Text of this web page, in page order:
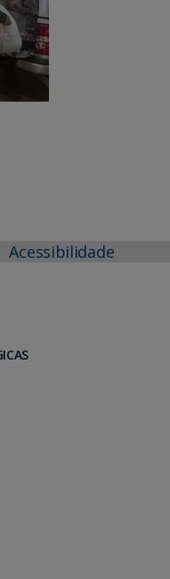
Acessibilidade